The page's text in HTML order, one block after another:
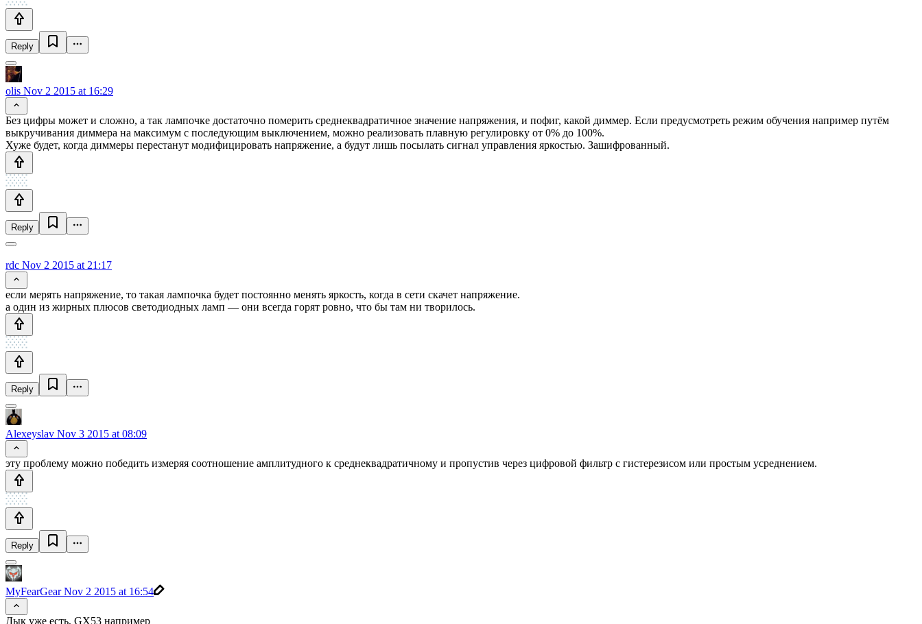
Reply
olis Nov 2 2015 at 16:29
Без цифры может и сложно, а так лампочке достаточно померить среднеквадратичное значение напряжения, и пофиг, какой диммер. Если предусмотреть режим обучения например путём
выкручивания диммера на максимум с последующим выключением, можно реализовать плавную регулировку от 0% до 100%.
Хуже будет, когда диммеры перестанут модифицировать напряжение, а будут лишь посылать сигнал управления яркостью. Зашифрованный.
Reply
rdc Nov 2 2015 at 21:17
если мерять напряжение, то такая лампочка будет постоянно менять яркость, когда в сети скачет напряжение.
а один из жирных плюсов светодиодных ламп — они всегда горят ровно, что бы там ни творилось.
Reply
Alexeyslav Nov 3 2015 at 08:09
эту проблему можно победить измеряя соотношение амплитудного к среднеквадратичному и пропустив через цифровой фильтр с гистерезисом или простым усреднением.
Reply
MyFearGearNov 2 2015 at 16:54
Дык уже есть, GX53 например